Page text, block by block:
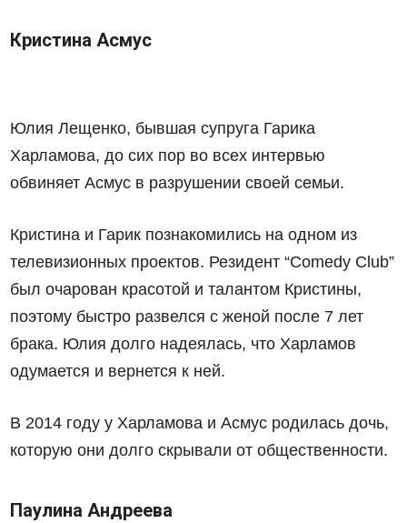
Кристина Асмус
Юлия Лещенко, бывшая супруга Гарика
Харламова, до сих пор во всех интервью
обвиняет Асмус в разрушении своей семьи.
Кристина и Гарик познакомились на одном из
телевизионных проектов. Резидент “Comedy Club”
был очарован красотой и талантом Кристины,
поэтому быстро развелся с женой после 7 лет
брака. Юлия долго надеялась, что Харламов
одумается и вернется к ней.
В 2014 году у Харламова и Асмус родилась дочь,
которую они долго скрывали от общественности.
Паулина Андреева